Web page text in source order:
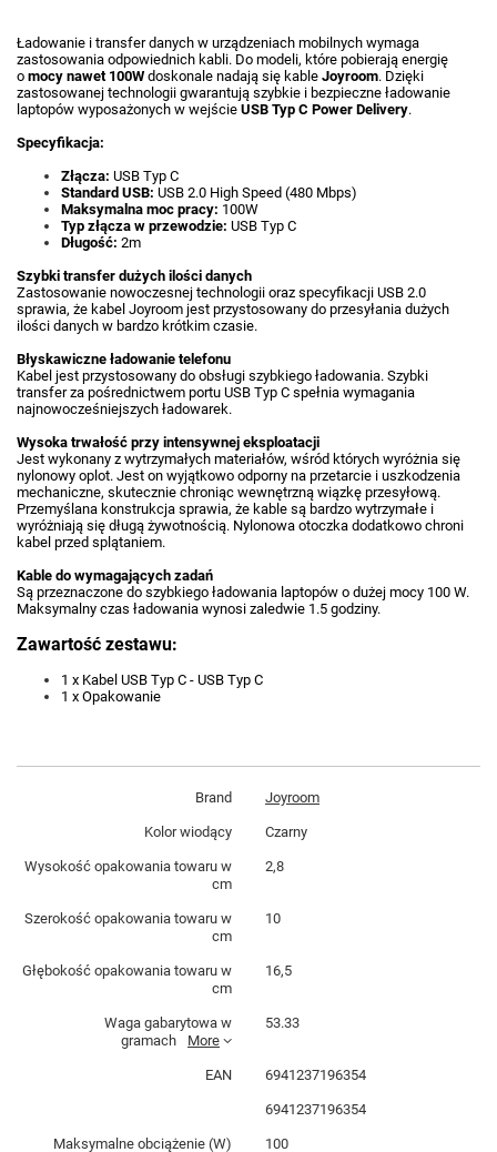
Ładowanie i transfer danych w urządzeniach mobilnych wymaga
zastosowania odpowiednich kabli. Do modeli, które pobierają energię
o mocy nawet 100W doskonale nadają się kable Joyroom. Dzięki
zastosowanej technologii gwarantują szybkie i bezpieczne ładowanie
laptopów wyposażonych w wejście USB Typ C Power Delivery.
Specyfikacja:
Złącza: USB Typ C
Standard USB: USB 2.0 High Speed (480 Mbps)
Maksymalna moc pracy: 100W
Typ złącza w przewodzie: USB Typ C
Długość: 2m
Szybki transfer dużych ilości danych
Zastosowanie nowoczesnej technologii oraz specyfikacji USB 2.0
sprawia, że kabel Joyroom jest przystosowany do przesyłania dużych
ilości danych w bardzo krótkim czasie.
Błyskawiczne ładowanie telefonu
Kabel jest przystosowany do obsługi szybkiego ładowania. Szybki
transfer za pośrednictwem portu USB Typ C spełnia wymagania
najnowocześniejszych ładowarek.
Wysoka trwałość przy intensywnej eksploatacji
Jest wykonany z wytrzymałych materiałów, wśród których wyróżnia się
nylonowy oplot. Jest on wyjątkowo odporny na przetarcie i uszkodzenia
mechaniczne, skutecznie chroniąc wewnętrzną wiązkę przesyłową.
Przemyślana konstrukcja sprawia, że kable są bardzo wytrzymałe i
wyróżniają się długą żywotnością. Nylonowa otoczka dodatkowo chroni
kabel przed splątaniem.
Kable do wymagających zadań
Są przeznaczone do szybkiego ładowania laptopów o dużej mocy 100 W.
Maksymalny czas ładowania wynosi zaledwie 1.5 godziny.
Zawartość zestawu:
1 x Kabel USB Typ C - USB Typ C
1 x Opakowanie
Brand Joyroom
Kolor wiodący Czarny
Wysokość opakowania towaru w
cm
2,8
Szerokość opakowania towaru w
cm
10
Głębokość opakowania towaru w
cm
16,5
Waga gabarytowa w
gramach
More
53.33
EAN 6941237196354
6941237196354
Maksymalne obciążenie (W) 100